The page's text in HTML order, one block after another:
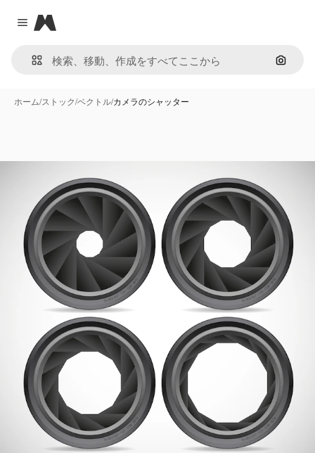
Close menu
Magnific
画像で
ホーム/ストック/ベクトル/カメラのシャッター